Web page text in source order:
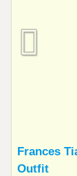
Frances
Outfit